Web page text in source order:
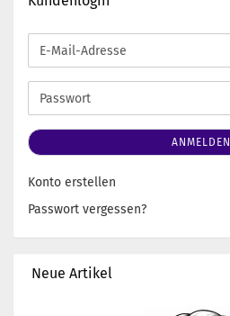
E-
Mail-
Adresse
Passwort
ANMELDEN
Konto erstellen
Passwort vergessen?
Neue Artikel